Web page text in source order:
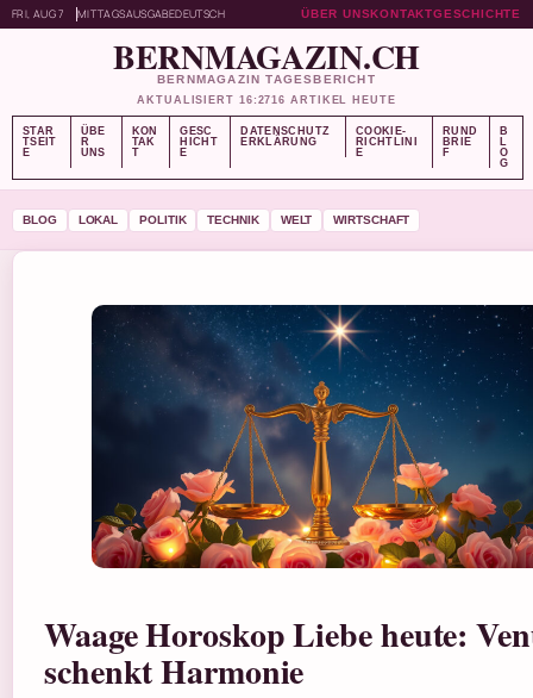
FRI, AUG 7 MITTAGSAUSGABEDEUTSCH ÜBER UNSKONTAKTGESCHICHTE
BERNMAGAZIN.CH
BERNMAGAZIN TAGESBERICHT
AKTUALISIERT 16:2716 ARTIKEL HEUTE
STAR
TSEIT
E
ÜBE
R
UNS
KON
TAK
T
GESC
HICHT
E
DATENSCHUTZ
ERKLÄRUNG
COOKIE-
RICHTLINI
E
RUND
BRIE
F
B
L
O
G
BLOG LOKAL POLITIK TECHNIK WELT WIRTSCHAFT
Waage Horoskop Liebe heute:
schenkt Harmonie